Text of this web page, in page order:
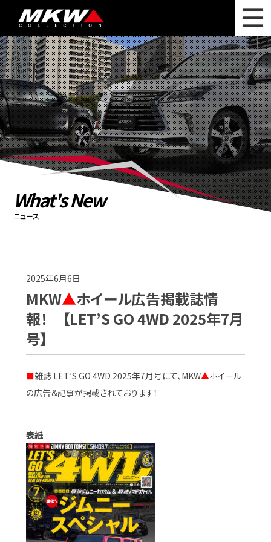
WHAT'S NEW ニュース
WHEEL LINEUP ホイールラインナップ
OTHER PRODUCT 関連製品
PHOTO GALLERY フォトギャラリー
カタログ請求
PRIVACY POLICY 個人情報保護方針
What's New
ニュース
2025年6月6日
MKW▲ホイール広告掲載誌情
報！ 【LET’S GO 4WD 2025年7月
号】
■雑誌 LET’S GO 4WD 2025年7月号にて、MKW▲ホイール
の広告＆記事が掲載されております！
表紙